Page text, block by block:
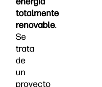
totalmente
renovable.
Se
trata
de
un
proyecto